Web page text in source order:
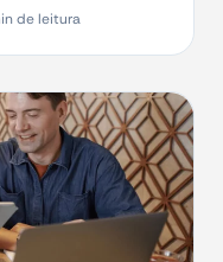
de leitura